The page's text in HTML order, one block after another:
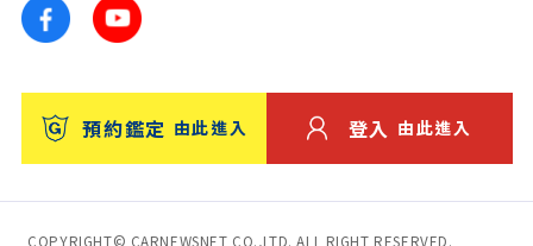
車訊網
台灣優良中古車商大獎
找海外車
消費者評價
保固
預約鑑定 由此進入 登入 由此進入
COPYRIGHT© CARNEWSNET CO.,LTD. ALL RIGHT RESERVED.